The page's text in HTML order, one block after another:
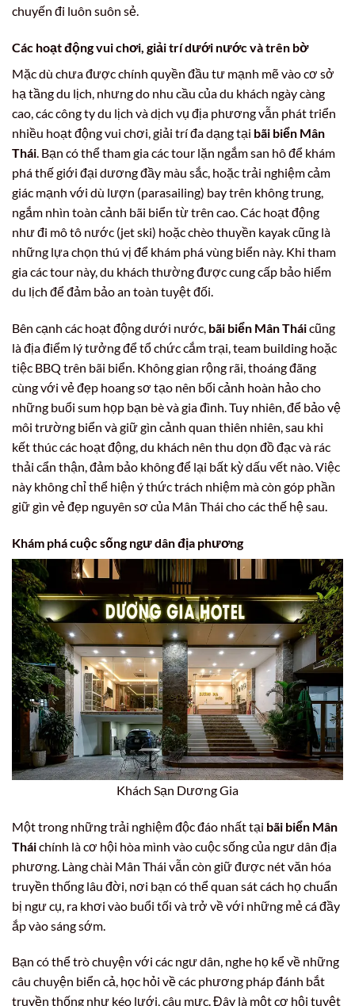
chuyến đi luôn suôn sẻ.
Các hoạt động vui chơi, giải trí dưới nước và trên bờ
Mặc dù chưa được chính quyền đầu tư mạnh mẽ vào cơ sở
hạ tầng du lịch, nhưng do nhu cầu của du khách ngày càng
cao, các công ty du lịch và dịch vụ địa phương vẫn phát triển
nhiều hoạt động vui chơi, giải trí đa dạng tại bãi biển Mân
Thái. Bạn có thể tham gia các tour lặn ngắm san hô để khám
phá thế giới đại dương đầy màu sắc, hoặc trải nghiệm cảm
giác mạnh với dù lượn (parasailing) bay trên không trung,
ngắm nhìn toàn cảnh bãi biển từ trên cao. Các hoạt động
như đi mô tô nước (jet ski) hoặc chèo thuyền kayak cũng là
những lựa chọn thú vị để khám phá vùng biển này. Khi tham
gia các tour này, du khách thường được cung cấp bảo hiểm
du lịch để đảm bảo an toàn tuyệt đối.
Bên cạnh các hoạt động dưới nước, bãi biển Mân Tháicũng
là địa điểm lý tưởng để tổ chức cắm trại, team building hoặc
tiệc BBQ trên bãi biển. Không gian rộng rãi, thoáng đãng
cùng với vẻ đẹp hoang sơ tạo nên bối cảnh hoàn hảo cho
những buổi sum họp bạn bè và gia đình. Tuy nhiên, để bảo vệ
môi trường biển và giữ gìn cảnh quan thiên nhiên, sau khi
kết thúc các hoạt động, du khách nên thu dọn đồ đạc và rác
thải cẩn thận, đảm bảo không để lại bất kỳ dấu vết nào. Việc
này không chỉ thể hiện ý thức trách nhiệm mà còn góp phần
giữ gìn vẻ đẹp nguyên sơ của Mân Thái cho các thế hệ sau.
Khám phá cuộc sống ngư dân địa phương
Khách Sạn Dương Gia
Một trong những trải nghiệm độc đáo nhất tại bãi biển Mân
Tháichính là cơ hội hòa mình vào cuộc sống của ngư dân địa
phương. Làng chài Mân Thái vẫn còn giữ được nét văn hóa
truyền thống lâu đời, nơi bạn có thể quan sát cách họ chuẩn
bị ngư cụ, ra khơi vào buổi tối và trở về với những mẻ cá đầy
ắp vào sáng sớm.
Bạn có thể trò chuyện với các ngư dân, nghe họ kể về những
câu chuyện biển cả, học hỏi về các phương pháp đánh bắt
truyền thống như kéo lưới, câu mực. Đây là một cơ hội tuyệt